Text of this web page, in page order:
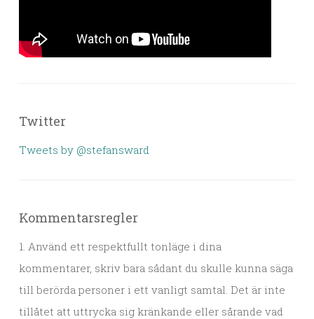
Twitter
Tweets by @stefansward
Kommentarsregler
1. Använd ett respektfullt tonläge i dina
kommentarer, skriv bara sådant du skulle kunna säga
till berörda personer i ett vanligt samtal. Det är inte
tillåtet att uttrycka sig kränkande eller sårande vad